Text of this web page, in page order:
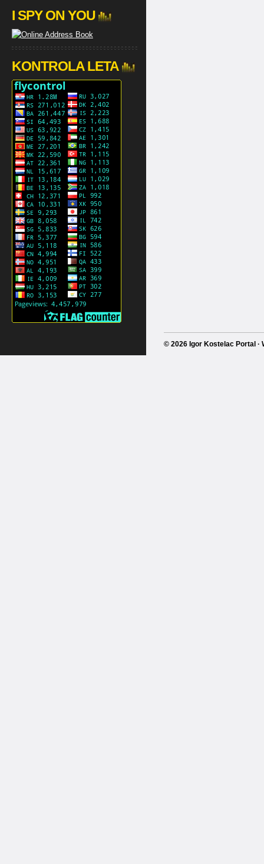
I SPY ON YOU
KONTROLA LETA
© 2026 Igor Kostelac Portal